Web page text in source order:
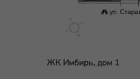
ЖК Имбирь, дом 1